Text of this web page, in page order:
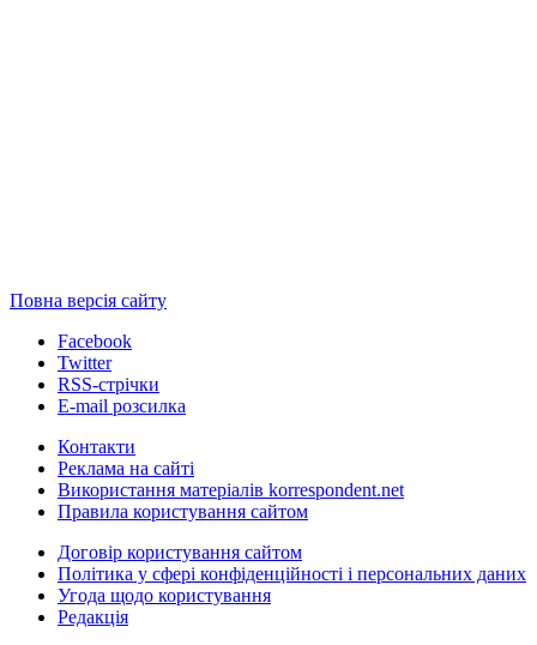
Повна версія сайту
Facebook
Twitter
RSS-стрічки
E-mail розсилка
Контакти
Реклама на сайті
Використання матеріалів korrespondent.net
Правила користування сайтом
Договір користування сайтом
Політика у сфері конфіденційності і персональних даних
Угода щодо користування
Редакція